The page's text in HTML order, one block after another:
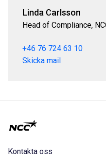
Linda Carlsson
Head of Compliance,
+46 76 724 63 10
Skicka mail
Kontakta oss